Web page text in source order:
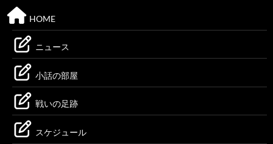
HOME
ニュース
小話の部屋
戦いの足跡
スケジュール